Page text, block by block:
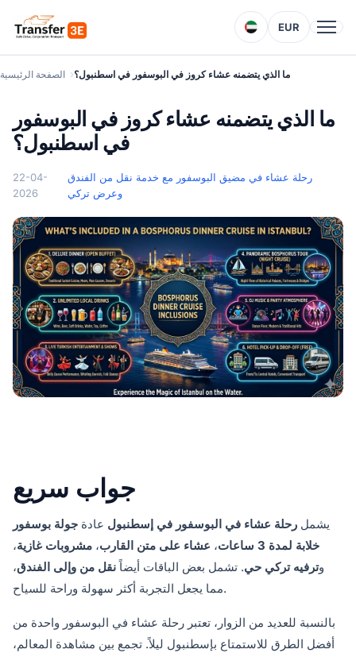
EUR
الصفحة الرئيسية ما الذي يتضمنه عشاء كروز في البوسفور في اسطنبول؟
ما الذي يتضمنه عشاء كروز في البوسفور
في اسطنبول؟
22-04-
2026
رحلة عشاء في مضيق البوسفور مع خدمة نقل من الفندق
وعرض تركي
جواب سريع
يشمل رحلة عشاء في البوسفور في إسطنبول عادة جولة بوسفور
خلابة لمدة 3 ساعات
، عشاء على متن القارب، مشروبات غازية،
وترفيه تركي حي. تشمل بعض الباقات أيضاًنقل من وإلى الفندق،
مما يجعل التجربة أكثر سهولة وراحة للسياح.
بالنسبة للعديد من الزوار، تعتبر رحلة عشاء في البوسفور واحدة من
أفضل الطرق للاستمتاع بإسطنبول ليلاً. تجمع بين مشاهدة المعالم،